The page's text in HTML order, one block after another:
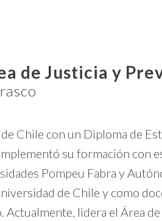
de Justicia y
Chile con un Diploma de
su formación con
Pompeu Fabra y
de Chile y como
Actualmente, lidera el Área